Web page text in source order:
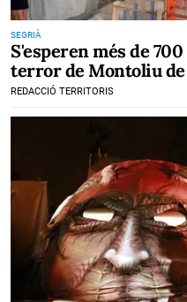
SEGRIÀ
S'esperen més de
terror de Montoliu
REDACCIÓ TERRITORIS